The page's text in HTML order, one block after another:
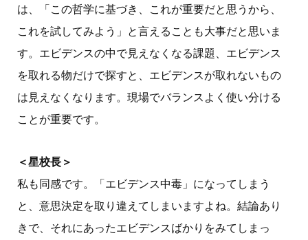
は、「この哲学に基づき、これが重要だと思うから、
これを試してみよう」と言えることも大事だと思いま
す。エビデンスの中で見えなくなる課題、エビデンス
を取れる物だけで探すと、エビデンスが取れないもの
は見えなくなります。現場でバランスよく使い分ける
ことが重要です。
＜星校長＞
私も同感です。「エビデンス中毒」になってしまう
と、意思決定を取り違えてしまいますよね。結論あり
きで、それにあったエビデンスばかりをみてしまっ